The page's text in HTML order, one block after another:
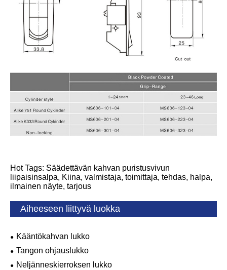
Hot Tags: Säädettävän kahvan puristusvivun
liipaisinsalpa, Kiina, valmistaja, toimittaja, tehdas, halpa,
ilmainen näyte, tarjous
Aiheeseen liittyvä luokka
Kääntökahvan lukko
Tangon ohjauslukko
Neljänneskierroksen lukko